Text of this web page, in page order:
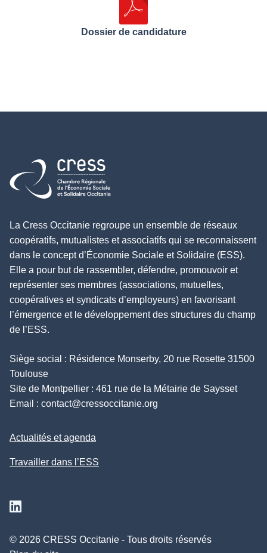
Dossier de candidature
Retour à l'accueil
La Cress Occitanie regroupe un ensemble de réseaux
coopératifs, mutualistes et associatifs qui se reconnaissent
dans le concept d’Économie Sociale et Solidaire (ESS).
Elle a pour but de rassembler, défendre, promouvoir et
représenter ses membres (associations, mutuelles,
coopératives et syndicats d’employeurs) en favorisant
l’émergence et le développement des structures du champ
de l’ESS.
Siège social : Résidence Monserby, 20 rue Rosette 31500
Toulouse
Site de Montpellier : 461 rue de la Métairie de Saysset
Email : contact@cressoccitanie.org
Actualités et agenda
Travailler dans l’ESS
© 2026 CRESS Occitanie - Tous droits réservés